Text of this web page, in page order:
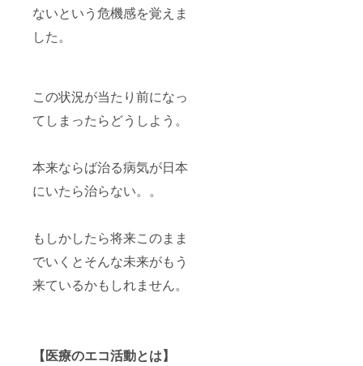
ないという危機感を覚えま
した。
この状況が当たり前になっ
てしまったらどうしよう。
本来ならば治る病気が日本
にいたら治らない。。
もしかしたら将来このまま
でいくとそんな未来がもう
来ているかもしれません。
【医療のエコ活動とは】